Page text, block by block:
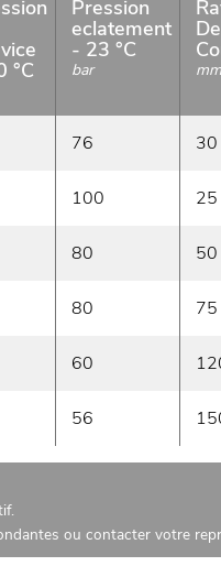
°C
Pression
eclatement
- 23 °C
bar
De
mm
76 30
100 25
80 50
80 75
60
56
ou contacter votre